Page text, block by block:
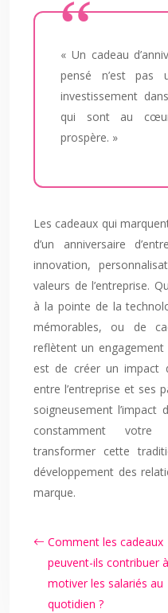
« Un cadeau
pensé n’est pas
investissement
qui sont au
prospère. »
Les cadeaux qui
d’un anniversaire
innovation,
valeurs de l’entreprise.
à la pointe de la
mémorables, ou de
reflètent un engagement
est de créer un impact
entre l’entreprise et ses
soigneusement
constamment
transformer cette
développement des
marque.
Comment les cadeaux
peuvent-ils contribuer à
motiver les salariés au
quotidien ?